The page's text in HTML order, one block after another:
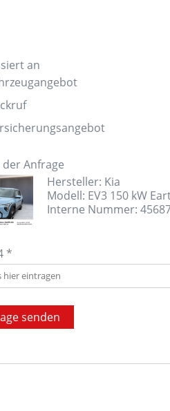
an
der Anfrage
Hersteller: Kia
Modell: EV3 150 kW
Interne Nummer:
*
senden